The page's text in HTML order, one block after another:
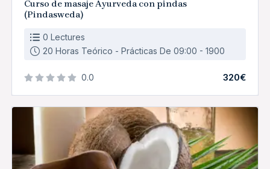
Curso de masaje Ayurveda con pindas
(Pindasweda)
0 Lectures
20 Horas Teórico - Prácticas De 09:00 - 1900
0.0 320€